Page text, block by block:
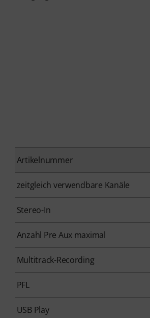
Artikelnummer
zeitgleich verwendbare Kanäle
Stereo-In
Anzahl Pre Aux maximal
Multitrack-Recording
PFL
USB Play